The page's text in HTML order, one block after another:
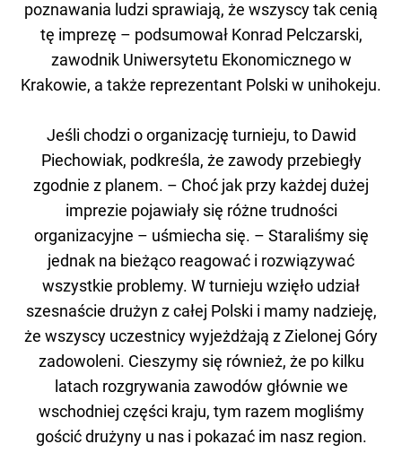
poznawania ludzi sprawiają, że wszyscy tak cenią
tę imprezę – podsumował Konrad Pelczarski,
zawodnik Uniwersytetu Ekonomicznego w
Krakowie, a także reprezentant Polski w unihokeju.
Jeśli chodzi o organizację turnieju, to Dawid
Piechowiak, podkreśla, że zawody przebiegły
zgodnie z planem. – Choć jak przy każdej dużej
imprezie pojawiały się różne trudności
organizacyjne – uśmiecha się. – Staraliśmy się
jednak na bieżąco reagować i rozwiązywać
wszystkie problemy. W turnieju wzięło udział
szesnaście drużyn z całej Polski i mamy nadzieję,
że wszyscy uczestnicy wyjeżdżają z Zielonej Góry
zadowoleni. Cieszymy się również, że po kilku
latach rozgrywania zawodów głównie we
wschodniej części kraju, tym razem mogliśmy
gościć drużyny u nas i pokazać im nasz region.